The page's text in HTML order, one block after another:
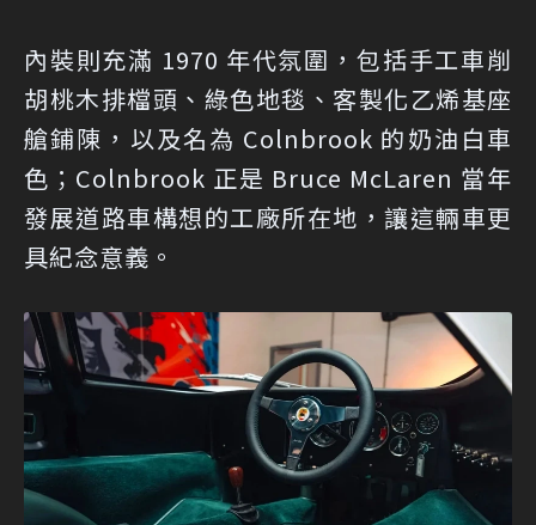
內裝則充滿 1970 年代氛圍，包括手工車削
胡桃木排檔頭、綠色地毯、客製化乙烯基座
艙鋪陳，以及名為 Colnbrook 的奶油白車
色；Colnbrook 正是 Bruce McLaren 當年
發展道路車構想的工廠所在地，讓這輛車更
具紀念意義。